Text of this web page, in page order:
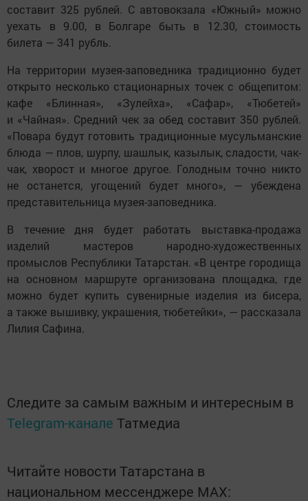
составит 325 рублей. С автовокзала «Южный» можно
уехать в 9.00, в Болгаре быть в 12.30, стоимость
билета — 341 рубль.
На территории музея-заповедника традиционно будет
открыто несколько стационарных точек с общепитом:
кафе «Блинная», «Зулейха», «Сафар», «Тюбетей»
и «Чайная». Средний чек за обед составит 350 рублей.
«Повара будут готовить традиционные мусульманские
блюда — плов, шурпу, шашлык, казылык, сладости, чак-
чак, хворост и многое другое. Голодным точно никто
не останется, угощений будет много», — убеждена
представительница музея-заповедника.
В течение дня будет работать выставка-продажа
изделий мастеров народно-художественных
промыслов Республики Татарстан. «В центре городища
на основном маршруте организована площадка, где
можно будет купить сувенирные изделия из бисера,
а также вышивку, украшения, тюбетейки», — рассказала
Лилия Сафина.
Следите за самым важным и интересным в
Telegram-канале Татмедиа
Читайте новости Татарстана в
национальном мессенджере MАХ: